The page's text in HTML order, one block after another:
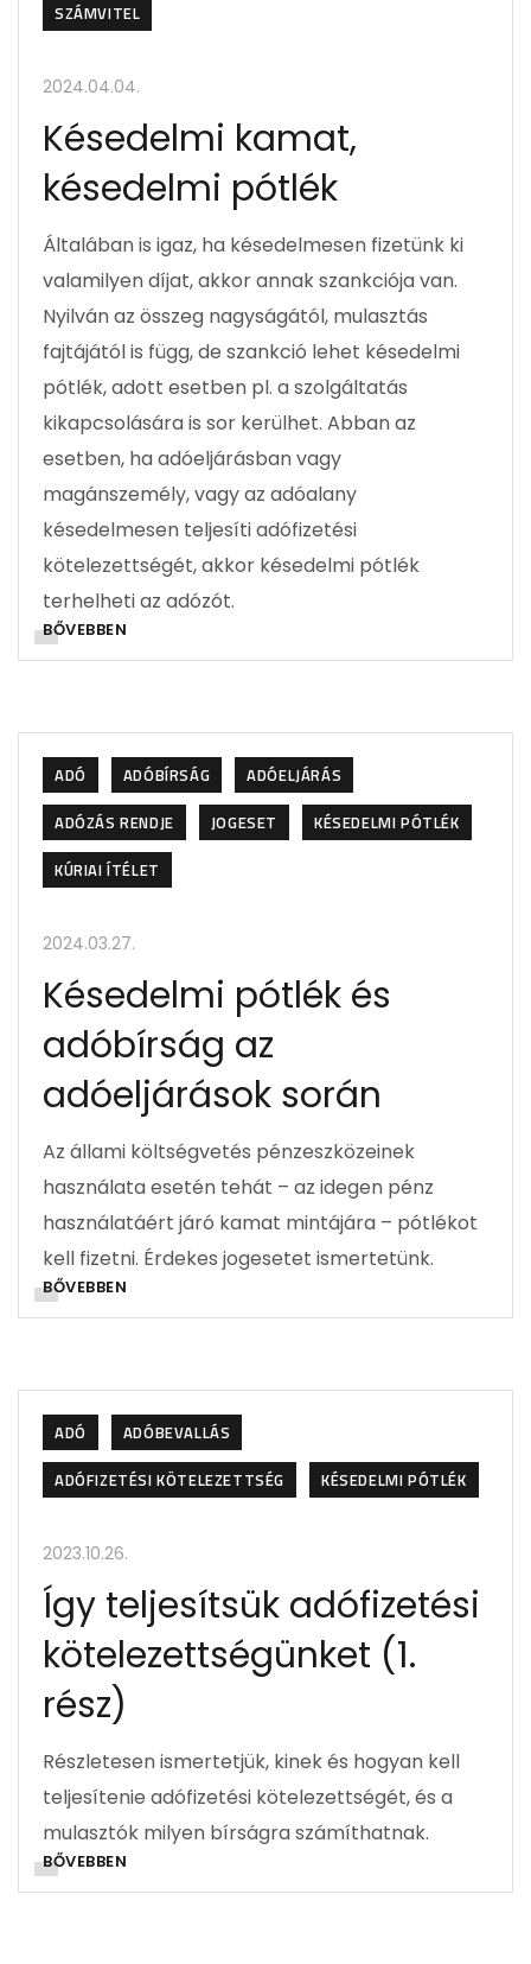
SZÁMVITEL
2024.04.04.
Késedelmi kamat,
késedelmi pótlék
Általában is igaz, ha késedelmesen fizetünk ki
valamilyen díjat, akkor annak szankciója van.
Nyilván az összeg nagyságától, mulasztás
fajtájától is függ, de szankció lehet késedelmi
pótlék, adott esetben pl. a szolgáltatás
kikapcsolására is sor kerülhet. Abban az
esetben, ha adóeljárásban vagy
magánszemély, vagy az adóalany
késedelmesen teljesíti adófizetési
kötelezettségét, akkor késedelmi pótlék
terhelheti az adózót.
BŐVEBBEN
ADÓ ADÓBÍRSÁG
ADÓELJÁRÁS
ADÓZÁS RENDJE
JOGESET
KÉSEDELMI PÓTLÉK
KÚRIAI ÍTÉLET
2024.03.27.
Késedelmi pótlék és
adóbírság az
adóeljárások során
Az állami költségvetés pénzeszközeinek
használata esetén tehát – az idegen pénz
használatáért járó kamat mintájára – pótlékot
kell fizetni. Érdekes jogesetet ismertetünk.
BŐVEBBEN
ADÓ
ADÓBEVALLÁS
ADÓFIZETÉSI KÖTELEZETTSÉG
KÉSEDELMI PÓTLÉK
2023.10.26.
Így teljesítsük adófizetési
kötelezettségünket (1.
rész)
Részletesen ismertetjük, kinek és hogyan kell
teljesítenie adófizetési kötelezettségét, és a
mulasztók milyen bírságra számíthatnak.
BŐVEBBEN